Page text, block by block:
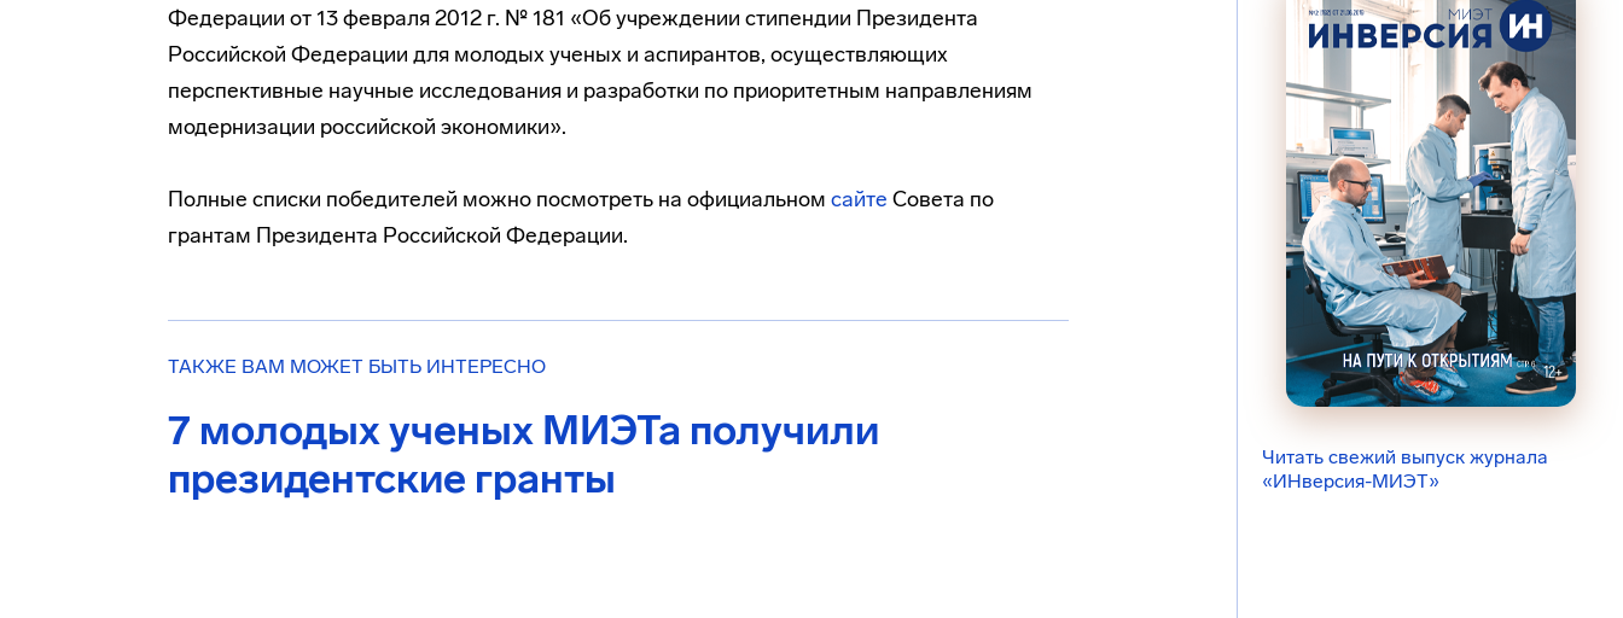
Федерации от 13 февраля 2012 г. № 181 «Об учреждении стипендии Президента
Российской Федерации для молодых ученых и аспирантов, осуществляющих
перспективные научные исследования и разработки по приоритетным направлениям
модернизации российской экономики».
Полные списки победителей можно посмотреть на официальном сайте Совета по
грантам Президента Российской Федерации.
ТАКЖЕ ВАМ МОЖЕТ БЫТЬ ИНТЕРЕСНО
7 молодых ученых МИЭТа получили
президентские гранты
Читать свежий выпуск журнала
«ИНверсия-МИЭТ»